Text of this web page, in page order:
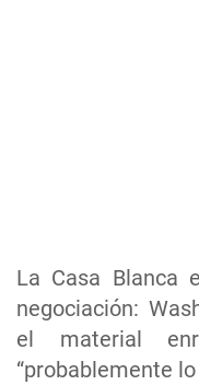
La Casa Blanca
negociación:
el material
“probablemente